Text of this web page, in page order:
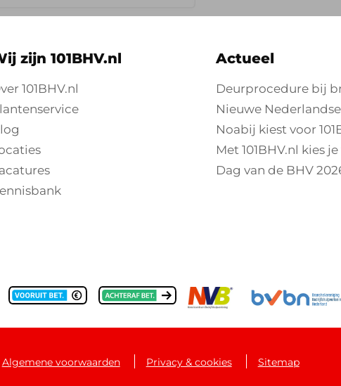
zijn 101BHV.nl
101BHV.nl
Actueel
Deurprocedure bij
Nieuwe
Noabij kiest voor
Met 101BHV.nl kies
Dag van de BHV
Algemene voorwaarden Privacy & cookies Sitemap